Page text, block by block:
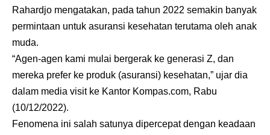
Rahardjo mengatakan, pada tahun 2022 semakin banyak
permintaan untuk asuransi kesehatan terutama oleh anak
muda.
“Agen-agen kami mulai bergerak ke generasi Z, dan
mereka prefer ke produk (asuransi) kesehatan,” ujar dia
dalam media visit ke Kantor Kompas.com, Rabu
(10/12/2022).
Fenomena ini salah satunya dipercepat dengan keadaan